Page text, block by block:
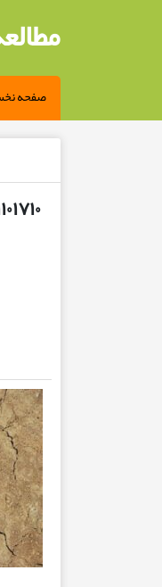
صفحه
۱۱۰۱۷۱۰-جوانه-زدن-